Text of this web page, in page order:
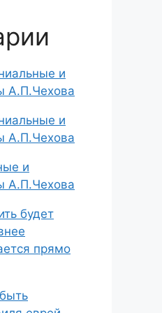
и
А.П.Чехова
и
А.П.Чехова
и
А.П.Чехова
будет
прямо